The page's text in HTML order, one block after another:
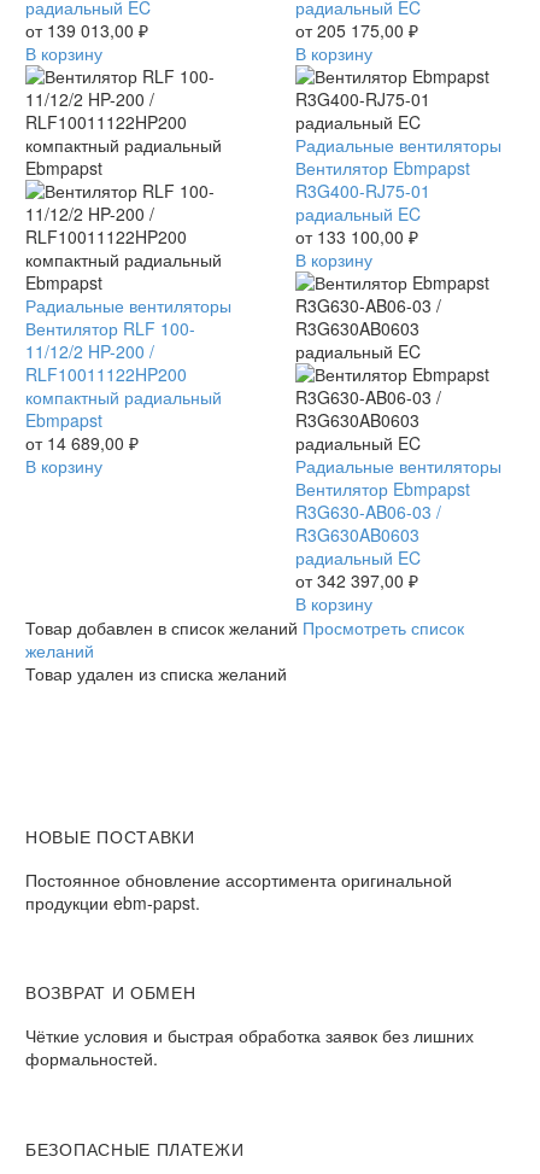
01
/
R3G450AO5101
радиальный
EC
радиальный EC
от 139 013,00 ₽
В корзину
11
/
R3G500AF3211
радиальный
EC
радиальный EC
от205 175,00 ₽
В корзину
Вентилятор
RLF
100-
11/12/2
HP-
200
/
RLF10011122HP200
Радиальные вентиляторы
Вентилятор RLF 100-
11/12/2 HP-200 /
RLF10011122HP200
компактный радиальный
Ebmpapst
от 14 689,00 ₽
В корзину
Вентилятор
Ebmpapst
R3G400-
RJ75-
01
радиальный
EC
Радиальные вентиляторы
Вентилятор Ebmpapst
R3G400-RJ75-01
радиальный EC
от 133 100,00 ₽
В корзину
Вентилятор
Ebmpapst
R3G630-
AB06-
03
/
R3G630AB0603
радиальный
Радиальные вентиляторы
Вентилятор Ebmpapst
R3G630-AB06-03 /
R3G630AB0603
радиальный EC
от342 397,00 ₽
В корзину
Товар добавлен в список желаний Просмотреть список
желаний
Товар удален из списка желаний
НОВЫЕ ПОСТАВКИ
Постоянное обновление ассортимента оригинальной
продукции ebm-papst.
ВОЗВРАТ И ОБМЕН
Чёткие условия и быстрая обработка заявок без лишних
формальностей.
БЕЗОПАСНЫЕ ПЛАТЕЖИ